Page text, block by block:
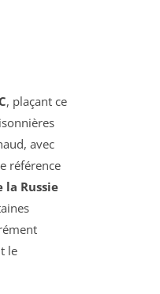
, plaçant ce
avec
référence
la Russie
le